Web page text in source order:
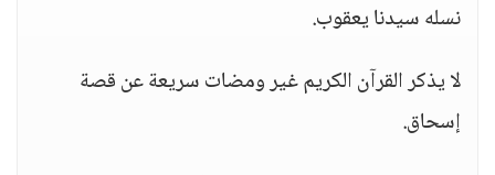
نسله سيدنا يعقوب.
لا يذكر القرآن الكريم غير ومضات سريعة عن قصة
إسحاق.